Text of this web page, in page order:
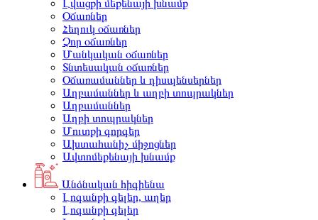
Լվացքի մեքենայի խնամք
Օճառներ
Հեղուկ օճառներ
Չոր օճառներ
Մանկական օճառներ
Տնտեսական օճառներ
Օճառամաններ և դիսպենսերներ
Աղբամաններ և աղբի տոպրակներ
Աղբամաններ
Աղբի տոպրակներ
Մուտքի գորգեր
Ախտահանիչ միջոցներ
Ավտոմեքենայի խնամք
Անձնական հիգիենա
Լոգանքի գելեր, աղեր
Լոգանքի գելեր